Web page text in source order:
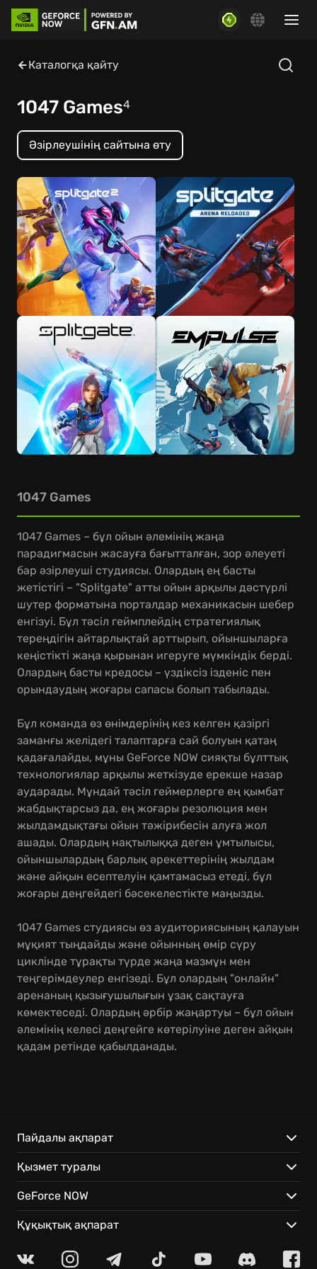
Каталогқа қайту
1047 Games4
Әзірлеушінің сайтына өту
1047 Games
1047 Games – бұл ойын әлемінің жаңа
парадигмасын жасауға бағытталған, зор әлеуеті
бар әзірлеуші студиясы. Олардың ең басты
жетістігі – "Splitgate" атты ойын арқылы дәстүрлі
шутер форматына порталдар механикасын шебер
енгізуі. Бұл тәсіл геймплейдің стратегиялық
тереңдігін айтарлықтай арттырып, ойыншыларға
кеңістікті жаңа қырынан игеруге мүмкіндік берді.
Олардың басты кредосы – үздіксіз ізденіс пен
орындаудың жоғары сапасы болып табылады.
Бұл команда өз өнімдерінің кез келген қазіргі
заманғы желідегі талаптарға сай болуын қатаң
қадағалайды, мұны GeForce NOW сияқты бұлттық
технологиялар арқылы жеткізуде ерекше назар
аударады. Мұндай тәсіл геймерлерге ең қымбат
жабдықтарсыз да, ең жоғары резолюция мен
жылдамдықтағы ойын тәжірибесін алуға жол
ашады. Олардың нақтылыққа деген ұмтылысы,
ойыншылардың барлық әрекеттерінің жылдам
және айқын есептелуін қамтамасыз етеді, бұл
жоғары деңгейдегі бәсекелестікте маңызды.
1047 Games студиясы өз аудиториясының қалауын
мұқият тыңдайды және ойынның өмір сүру
циклінде тұрақты түрде жаңа мазмұн мен
теңгерімдеулер енгізеді. Бұл олардың "онлайн"
аренаның қызығушылығын ұзақ сақтауға
көмектеседі. Олардың әрбір жаңартуы – бұл ойын
әлемінің келесі деңгейге көтерілуіне деген айқын
қадам ретінде қабылданады.
Пайдалы ақпарат
Қызмет туралы
GeForce NOW
Құқықтық ақпарат